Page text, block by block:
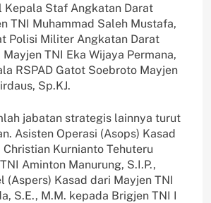
Kepala Staf Angkatan Darat
TNI Muhammad Saleh Mustafa,
Polisi Militer Angkatan Darat
TNI Eka Wijaya Permana,
RSPAD Gatot Soebroto Mayjen
Sp.KJ.
jabatan strategis lainnya turut
Asisten Operasi (Asops) Kasad
Kurnianto Tehuteru
Aminton Manurung, S.I.P.,
(Aspers) Kasad dari Mayjen TNI
S.E., M.M. kepada Brigjen TNI I